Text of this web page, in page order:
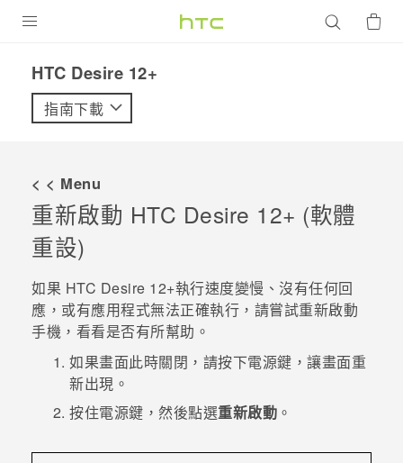
VIVE
配件
VIVERSE
優惠專區
焦點訊息
校園專案
企業採購
銷售門市
銷售通路
支援服務
HTC Desire 12+‎
指南下載
< < Menu
重新啟動 HTC Desire 12+ (軟體
重設)
如果 HTC Desire 12+執行速度變慢、沒有任何回
應，或有應用程式無法正確執行，請嘗試重新啟動
手機，看看是否有所幫助。
如果畫面此時關閉，請按下電源鍵，讓畫面重
新出現。
按住電源鍵，然後點選重新啟動 。